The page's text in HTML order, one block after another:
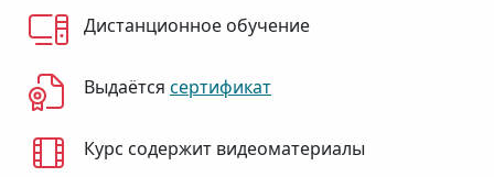
Дистанционное обучение
Выдаётся сертификат
Курс содержит видеоматериалы